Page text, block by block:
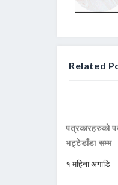
Related
पत्रकारहरुको
भट्टेडाँडा सम्म
१ महिना अगाडि